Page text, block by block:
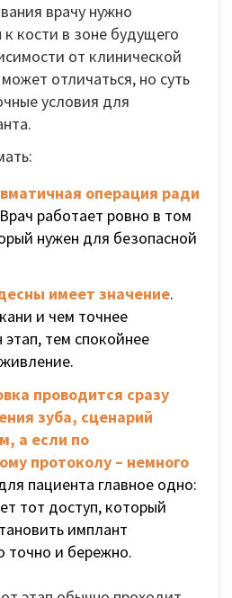
врачу нужно
к кости в зоне будущего
от клинической
отличаться, но суть
условия для
операция ради
работает ровно в том
нужен для безопасной
имеет значение.
и чем точнее
этап, тем спокойнее
проводится сразу
зуба, сценарий
а если по
протоколу – немного
пациента главное одно:
тот доступ, который
имплант
точно и бережно.